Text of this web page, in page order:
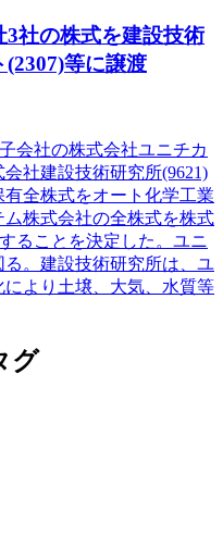
3社の株式を建設技術
等に譲渡
会社の株式会社ユニチカ
社建設技術研究所(9621)
全株式をオート化学工業
株式会社の全株式を株式
ることを決定した。ユニ
。建設技術研究所は、ユ
より土壌、大気、水質等
グ